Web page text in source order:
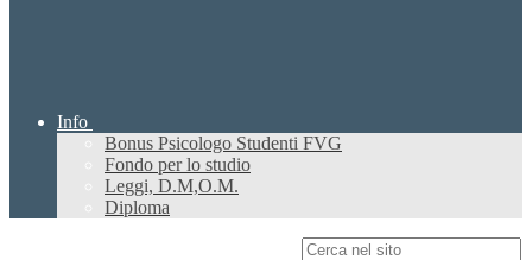
Info
Bonus Psicologo Studenti FVG
Fondo per lo studio
Leggi, D.M,O.M.
Diploma